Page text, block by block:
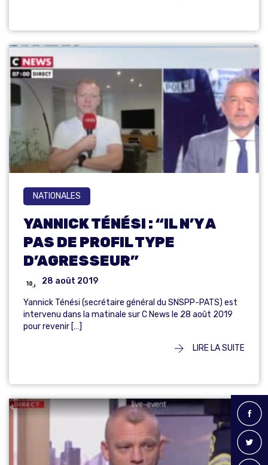
NATIONALES
YANNICK TÉNÉSI : “IL N’Y A
PAS DE PROFIL TYPE
D’AGRESSEUR”
28 août 2019
Yannick Ténési (secrétaire général du SNSPP-PATS) est
intervenu dans la matinale sur C News le 28 août 2019
pour revenir […]
LIRE LA SUITE